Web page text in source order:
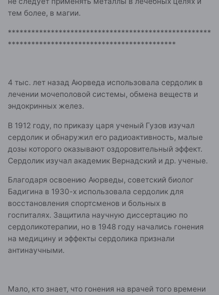
тем более, в магии.
****************************************************
*******************************************
4 тыс. лет назад Аюрведа использовала сердолик в
лечении мочеполовой системы, обмена веществ и
эндокринных желез.
В 1912 году, по приказу царя ученый Гузов изучал
сердолик и обнаружил его радиоактивность, малые
дозы которого оказывают оздоровительный эффект.
Сердолик изучал академик Вернадский и др. ученые.
Благодаря освоению Аюрведы, советский биолог
Бадигина в 1930-х использовала сердолик для
восстановления спортсменов и больных в
госпиталях. Защитила научную диссертацию по
сердоликотерапии, но в 1948 году начались гонения
на медицину и эффекты сердолика признали
антинаучными.
Мало, кто знает, что гонения на врачей того времени